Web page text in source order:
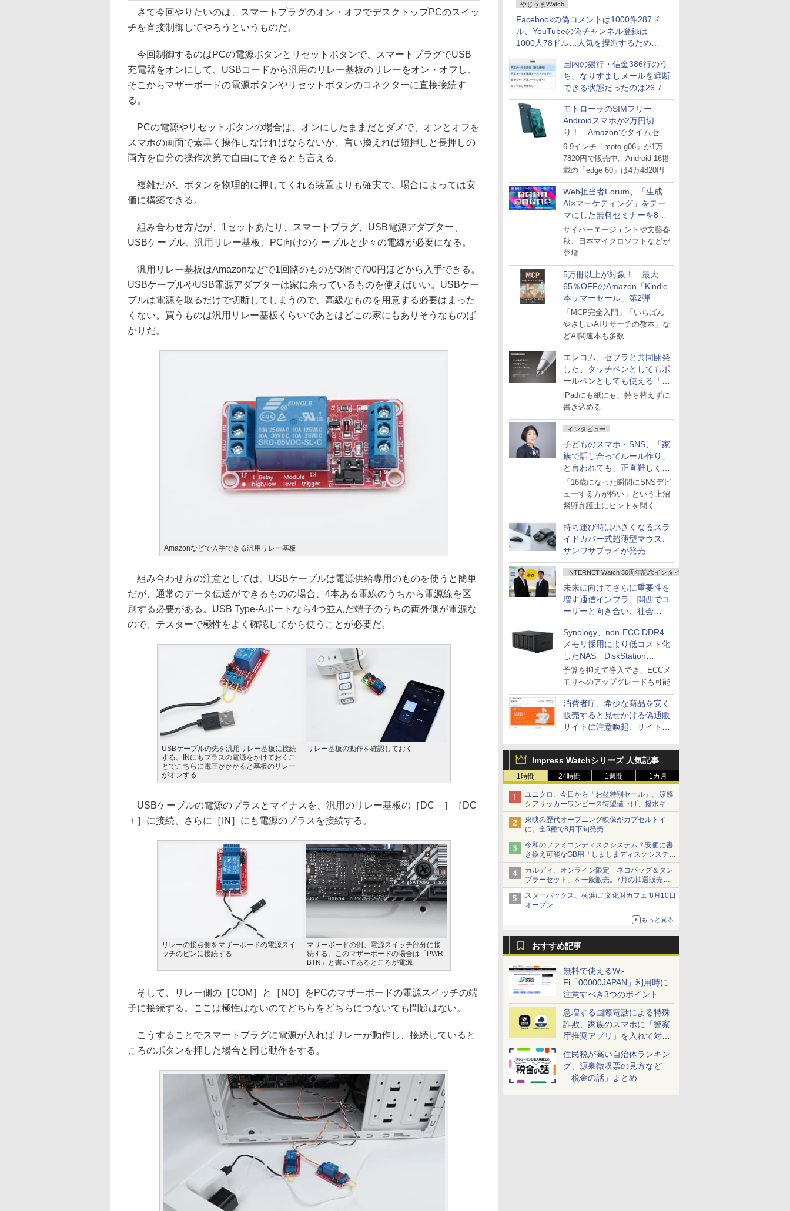
やじうまWatch
Facebookの偽コメントは1000件287ド
ル、YouTubeの偽チャンネル登録は
1000人78ドル…人気を捏造するための
価格リストが公開中
国内の銀行・信金386行のう
ち、なりすましメールを遮断
できる状態だったのは26.7％
にとどまる～GMOブランド
セキュリティ調査
モトローラのSIMフリー
Androidスマホが2万円切
り！ Amazonでタイムセー
ル
6.9インチ「moto g06」が1万
7820円で販売中。Android 16搭
載の「edge 60」は4万4820円
Web担当者Forum、「生成
AI×マーケティング」をテー
マにした無料セミナーを8月
27日にオンライン開催
サイバーエージェントや文藝春
秋、日本マイクロソフトなどが
登壇
5万冊以上が対象！ 最大
65％OFFのAmazon「Kindle
本サマーセール」第2弾
「MCP完全入門」「いちばん
やさしいAIリサーチの教本」な
どAI関連本も多数
エレコム、ゼブラと共同開発
した、タッチペンとしてもボ
ールペンとしても使える「ス
タイラスツーウェイ」発売
iPadにも紙にも、持ち替えずに
書き込める
インタビュー
子どものスマホ・SNS、「家
族で話し合ってルール作り」
と言われても、正直難しくな
いですか？
「16歳になった瞬間にSNSデビ
ューする方が怖い」という上沼
紫野弁護士にヒントを聞く
持ち運び時は小さくなるスラ
イドカバー式超薄型マウス、
サンワサプライが発売
INTERNET Watch 30周年記念インタビュー
未来に向けてさらに重要性を
増す通信インフラ、関西でユ
ーザーと向き合い、社会
の“あたらしい”を起動し続け
る～オプテージ
Synology、non-ECC DDR4
メモリ採用により低コスト化
したNAS「DiskStation
neo+」シリーズ
予算を抑えて導入でき、ECCメ
モリへのアップグレードも可能
消費者庁、希少な商品を安く
販売すると見せかける偽通販
サイトに注意喚起、サイト名
Impress Watchシリーズ 人気記事
1時間 24時間 1週間 1カ月
ユニクロ、今日から「お盆特別セール」。涼感
シアサッカーワンピース待望値下げ、撥水ギア
ショーツは1990円に
東映の歴代オープニング映像がカプセルトイ
に。全5種で8月下旬発売
令和のファミコンディスクシステム？安価に書
き換え可能なGB用「しましまディスクシステ
ム」
カルディ、オンライン限定「ネコバッグ＆タン
ブラーセット」を一般販売。7月の抽選販売の
当選無効分
スターバックス、横浜に“文化財カフェ”8月10日
オープン
もっと見る
おすすめ記事
無料で使えるWi-
Fi「00000JAPAN」利用時に
注意すべき3つのポイント
急増する国際電話による特殊
詐欺、家族のスマホに「警察
庁推奨アプリ」を入れて対策
しよう！
住民税が高い自治体ランキン
グ、源泉徴収票の見方など
「税金の話」まとめ
さて今回やりたいのは、スマートプラグのオン・オフでデスクトップPCのスイッ
チを直接制御してやろうというものだ。
今回制御するのはPCの電源ボタンとリセットボタンで、スマートプラグでUSB
充電器をオンにして、USBコードから汎用のリレー基板のリレーをオン・オフし、
そこからマザーボードの電源ボタンやリセットボタンのコネクターに直接接続す
る。
PCの電源やリセットボタンの場合は、オンにしたままだとダメで、オンとオフを
スマホの画面で素早く操作しなければならないが、言い換えれば短押しと長押しの
両方を自分の操作次第で自由にできるとも言える。
複雑だが、ボタンを物理的に押してくれる装置よりも確実で、場合によっては安
価に構築できる。
組み合わせ方だが、1セットあたり、スマートプラグ、USB電源アダプター、
USBケーブル、汎用リレー基板、PC向けのケーブルと少々の電線が必要になる。
汎用リレー基板はAmazonなどで1回路のものが3個で700円ほどから入手できる。
USBケーブルやUSB電源アダプターは家に余っているものを使えばいい。USBケー
ブルは電源を取るだけで切断してしまうので、高級なものを用意する必要はまった
くない。買うものは汎用リレー基板くらいであとはどこの家にもありそうなものば
かりだ。
Amazonなどで入手できる汎用リレー基板
組み合わせ方の注意としては、USBケーブルは電源供給専用のものを使うと簡単
だが、通常のデータ伝送ができるものの場合、4本ある電線のうちから電源線を区
別する必要がある。USB Type-Aポートなら4つ並んだ端子のうちの両外側が電源な
ので、テスターで極性をよく確認してから使うことが必要だ。
USBケーブルの先を汎用リレー基板に接続
する。INにもプラスの電源をかけておくこ
とでこちらに電圧がかかると基板のリレー
がオンする
リレー基板の動作を確認しておく
USBケーブルの電源のプラスとマイナスを、汎用のリレー基板の［DC－］［DC
＋］に接続、さらに［IN］にも電源のプラスを接続する。
リレーの接点側をマザーボードの電源スイ
ッチのピンに接続する
マザーボードの例。電源スイッチ部分に接
続する。このマザーボードの場合は「PWR
BTN」と書いてあるところが電源
そして、リレー側の［COM］と［NO］をPCのマザーボードの電源スイッチの端
子に接続する。ここは極性はないのでどちらをどちらにつないでも問題はない。
こうすることでスマートプラグに電源が入ればリレーが動作し、接続していると
ころのボタンを押した場合と同じ動作をする。